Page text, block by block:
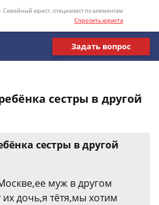
- Семейный юрист, специалист по алиментам
Спросить юриста
Задать вопрос
сестры в другой
сестры в другой
муж в другом
дочь,я тётя,мы хотим